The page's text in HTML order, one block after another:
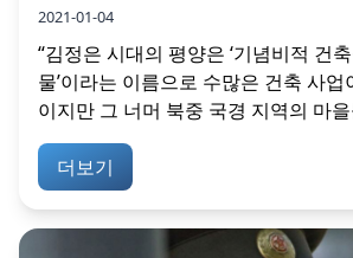
2021-01-04
“김정은 시대의 평양은 ‘기념비적 건축
물’이라는 이름으로 수많은 건축 사
이지만 그 너머 북중 국경 지역의 마
더보기